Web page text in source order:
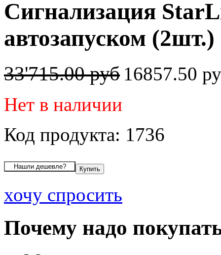
Сигнализация
автозапуском (2шт.)
33'715.00 руб 16857.50
Нет в наличии
Код продукта: 1736
хочу спросить
Почему надо